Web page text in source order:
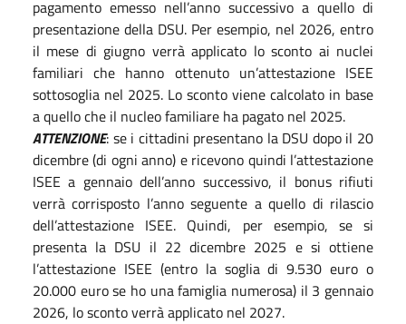
pagamento emesso nell’anno successivo a quello di
presentazione della DSU. Per esempio, nel 2026, entro
il mese di giugno verrà applicato lo sconto ai nuclei
familiari che hanno ottenuto un’attestazione ISEE
sottosoglia nel 2025. Lo sconto viene calcolato in base
a quello che il nucleo familiare ha pagato nel 2025.
ATTENZIONE: se i cittadini presentano la DSU dopo il 20
dicembre (di ogni anno) e ricevono quindi l’attestazione
ISEE a gennaio dell’anno successivo, il bonus rifiuti
verrà corrisposto l’anno seguente a quello di rilascio
dell’attestazione ISEE. Quindi, per esempio, se si
presenta la DSU il 22 dicembre 2025 e si ottiene
l’attestazione ISEE (entro la soglia di 9.530 euro o
20.000 euro se ho una famiglia numerosa) il 3 gennaio
2026, lo sconto verrà applicato nel 2027.